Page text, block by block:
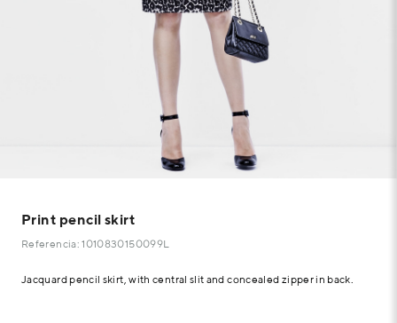
Print pencil skirt
Referencia: 1010830150099L
Jacquard pencil skirt, with central slit and concealed zipper in back.